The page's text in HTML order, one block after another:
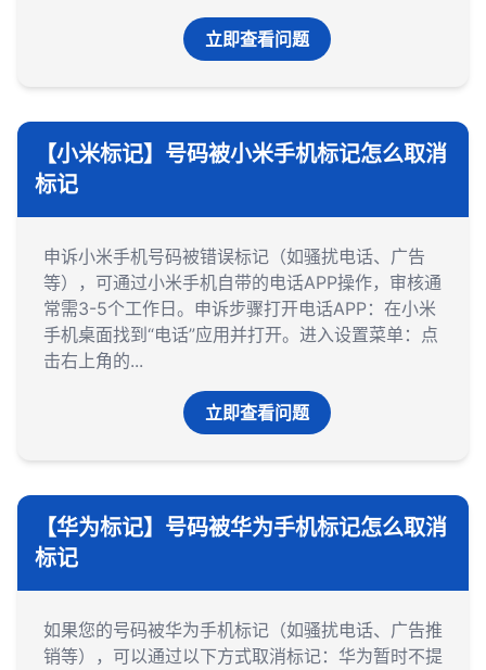
立即查看问题
【小米标记】号码被小米手机标记怎么取消
标记
申诉小米手机号码被错误标记（如骚扰电话、广告
等），‌可通过小米手机自带的电话APP操作‌，审核通
常需3-5个工作日。‌‌申诉步骤‌打开电话APP‌：在小米
手机桌面找到“电话”应用并打开。‌‌‌进入设置菜单‌：点
击右上角的...
立即查看问题
【华为标记】号码被华为手机标记怎么取消
标记
如果您的号码被华为手机标记（如骚扰电话、广告推
销等），可以通过以下方式取消标记：华为暂时不提